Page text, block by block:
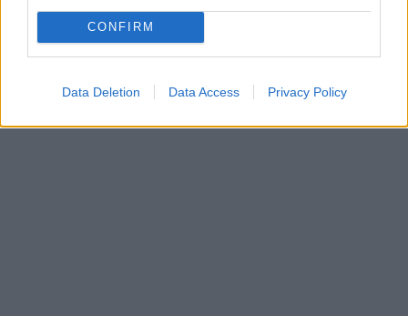
CONFIRM
Data Deletion Data Access Privacy Policy